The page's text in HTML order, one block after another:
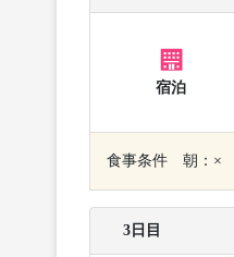
宿泊
食事条件 朝：×
3日目